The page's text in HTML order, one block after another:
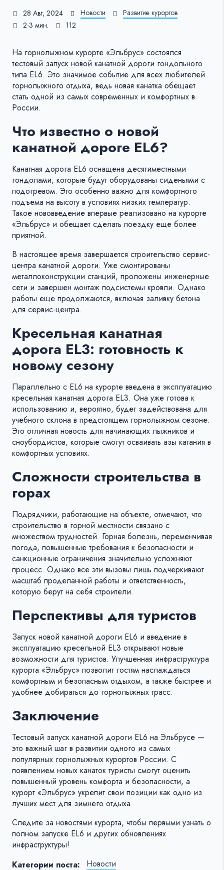
28 Авг, 2024 Новости
Развитие курортов
2-3 мин.
112
На горнолыжном курорте «Эльбрус» состоялся
тестовый запуск новой канатной дороги гондольного
типа EL6. Это значимое событие для всех любителей
горнолыжного отдыха, ведь новая канатка обещает
стать одной из самых современных и комфортных в
России.
Что известно о новой
канатной дороге EL6?
Канатная дорога EL6 оснащена десятиместными
гондолами, которые будут оборудованы сиденьями с
подогревом. Это особенно важно для комфортного
подъема на высоту в условиях низких температур.
Такое нововведение впервые реализовано на курорте
«Эльбрус» и обещает сделать поездку еще более
приятной.
В настоящее время завершается строительство сервис-
центра канатной дороги. Уже смонтированы
металлоконструкции станций, проложены инженерные
сети и завершен монтаж подсистемы кровли. Однако
работы еще продолжаются, включая заливку бетона
для сервис-центра.
Кресельная канатная
дорога EL3: готовность к
новому сезону
Параллельно с EL6 на курорте введена в эксплуатацию
кресельная канатная дорога EL3. Она уже готова к
использованию и, вероятно, будет задействована для
учебного склона в предстоящем горнолыжном сезоне.
Это отличная новость для начинающих лыжников и
сноубордистов, которые смогут осваивать азы катания в
комфортных условиях.
Сложности строительства в
горах
Подрядчики, работающие на объекте, отмечают, что
строительство в горной местности связано с
множеством трудностей. Горная болезнь, переменчивая
погода, повышенные требования к безопасности и
санкционные ограничения значительно усложняют
процесс. Однако все эти вызовы лишь подчеркивают
масштаб проделанной работы и ответственность,
которую берут на себя строители.
Перспективы для туристов
Запуск новой канатной дороги EL6 и введение в
эксплуатацию кресельной EL3 открывают новые
возможности для туристов. Улучшенная инфраструктура
курорта «Эльбрус» позволит гостям наслаждаться
комфортным и безопасным отдыхом, а также быстрее и
удобнее добираться до горнолыжных трасс.
Заключение
Тестовый запуск канатной дороги EL6 на Эльбрусе —
это важный шаг в развитии одного из самых
популярных горнолыжных курортов России. С
появлением новых канаток туристы смогут оценить
повышенный уровень комфорта и безопасности, а
курорт «Эльбрус» укрепит свои позиции как одно из
лучших мест для зимнего отдыха.
Следите за новостями курорта, чтобы первыми узнать о
полном запуске EL6 и других обновлениях
инфраструктуры!
Категории поста:
Новости